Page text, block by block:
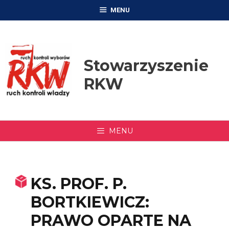
MENU
Stowarzyszenie
RKW
MENU
KS. PROF. P.
BORTKIEWICZ:
PRAWO OPARTE NA